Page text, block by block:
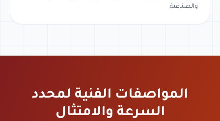
والصناعية.
المواصفات الفنية لمحدد
السرعة والامتثال